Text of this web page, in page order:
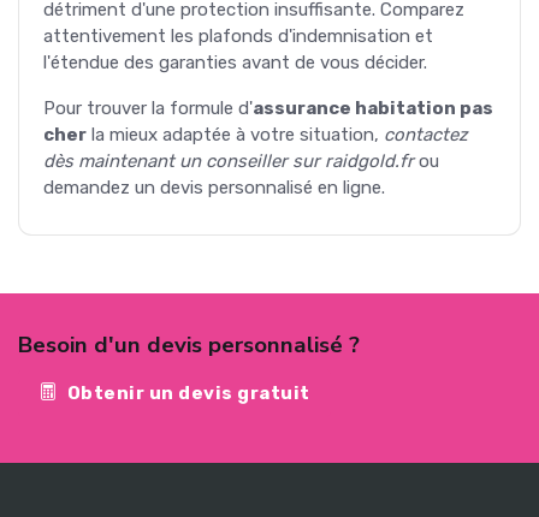
détriment d'une protection insuffisante. Comparez
attentivement les plafonds d'indemnisation et
l'étendue des garanties avant de vous décider.
Pour trouver la formule d'assurance habitation pas
cher la mieux adaptée à votre situation, contactez
dès maintenant un conseiller sur raidgold.frou
demandez un devis personnalisé en ligne.
Besoin d'un devis personnalisé ?
Obtenir un devis gratuit